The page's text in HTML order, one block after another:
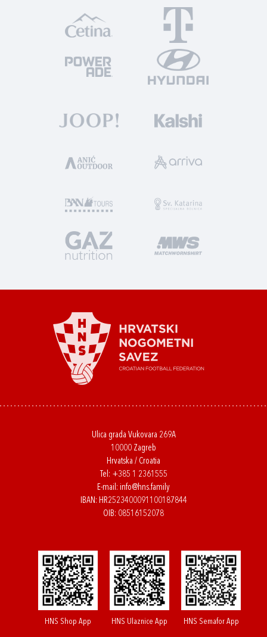
Ulica grada Vukovara 269A
10000 Zagreb
Hrvatska / Croatia
Tel: +385 1 2361555
E-mail: info@hns.family
IBAN: HR2523400091100187844
OIB: 08516152078
HNS Shop App HNS Ulaznice App HNS Semafor App